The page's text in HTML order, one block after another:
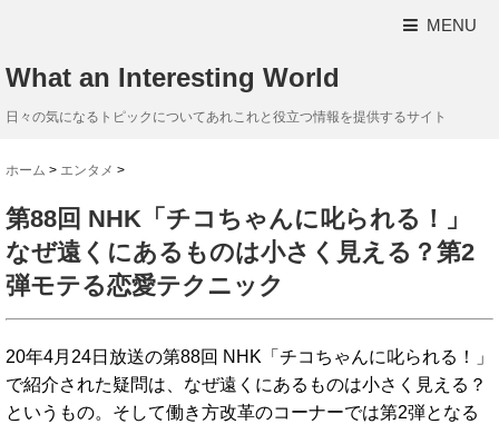
MENU
What an Interesting World
日々の気になるトピックについてあれこれと役立つ情報を提供するサイト
ホーム > エンタメ >
第88回 NHK「チコちゃんに叱られる！」
なぜ遠くにあるものは小さく見える？第2
弾モテる恋愛テクニック
20年4月24日放送の第88回 NHK「チコちゃんに叱られる！」
で紹介された疑問は、なぜ遠くにあるものは小さく見える？
というもの。そして働き方改革のコーナーでは第2弾となる